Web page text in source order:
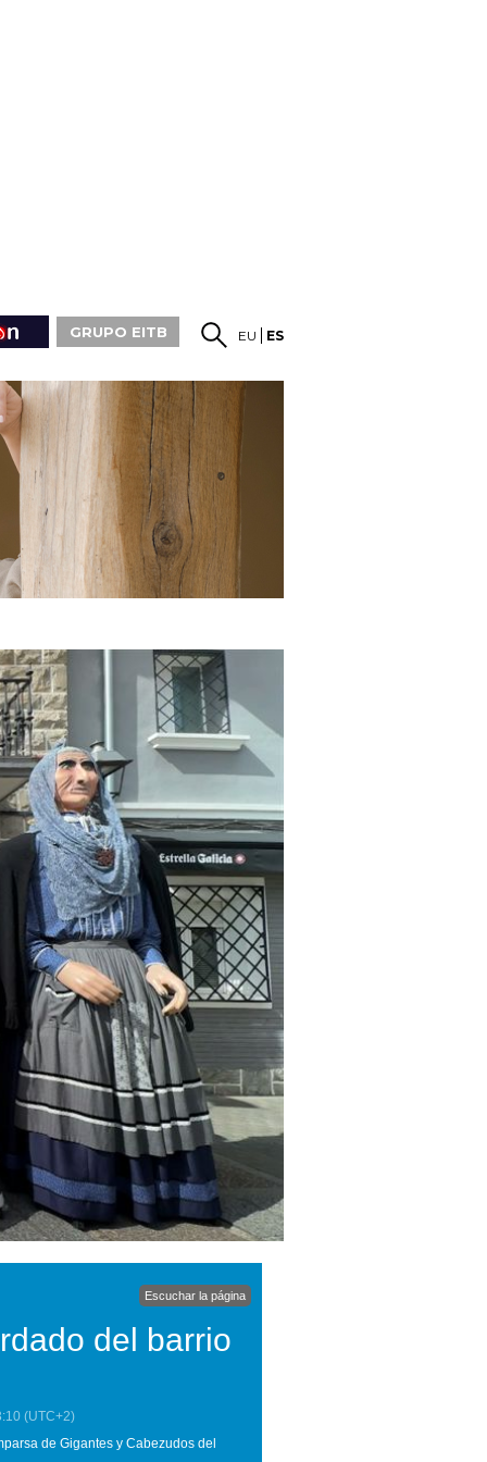
GRUPO EITB EU ES
Escuchar la página
del barrio
(UTC+2)
de Gigantes y Cabezudos del